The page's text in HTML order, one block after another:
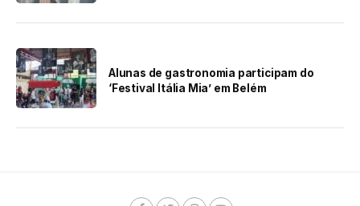
Alunas de gastronomia participam do
‘Festival Itália Mia’ em Belém